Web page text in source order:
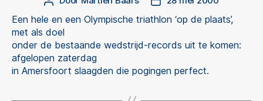
Een hele en een Olympische triathlon ‘op de plaats’,
met als doel
onder de bestaande wedstrijd-records uit te komen:
afgelopen zaterdag
in Amersfoort slaagden die pogingen perfect.